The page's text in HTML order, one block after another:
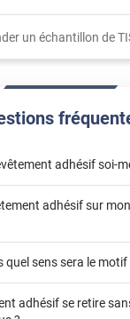
un échantillon de
adhésif soi-
poser un revêtement
adhésif sur
"Peut-
sens sera le motif
adhésif se retire